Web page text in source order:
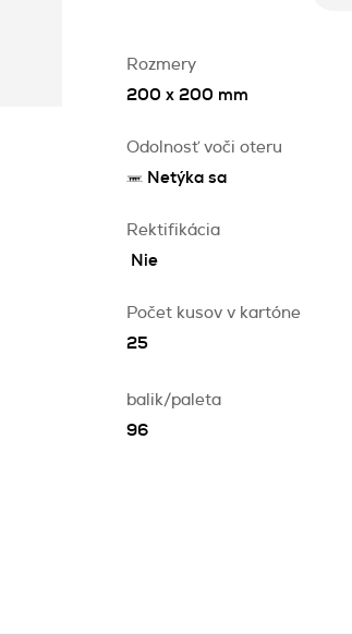
Rozmery
200 x 200 mm
Odolnosť voči oteru
Netýka sa
Rektifikácia
Nie
Počet kusov v kartóne
25
balik/paleta
96